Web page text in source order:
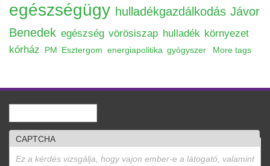
egészségügy hulladékgazdálkodás Jávor
Benedek egészség vörösiszap hulladék környezet
kórház
PM Esztergom energiapolitika gyógyszer More tags
CAPTCHA
Ez a kérdés vizsgálja, hogy vajon ember-e a látogató, valamint